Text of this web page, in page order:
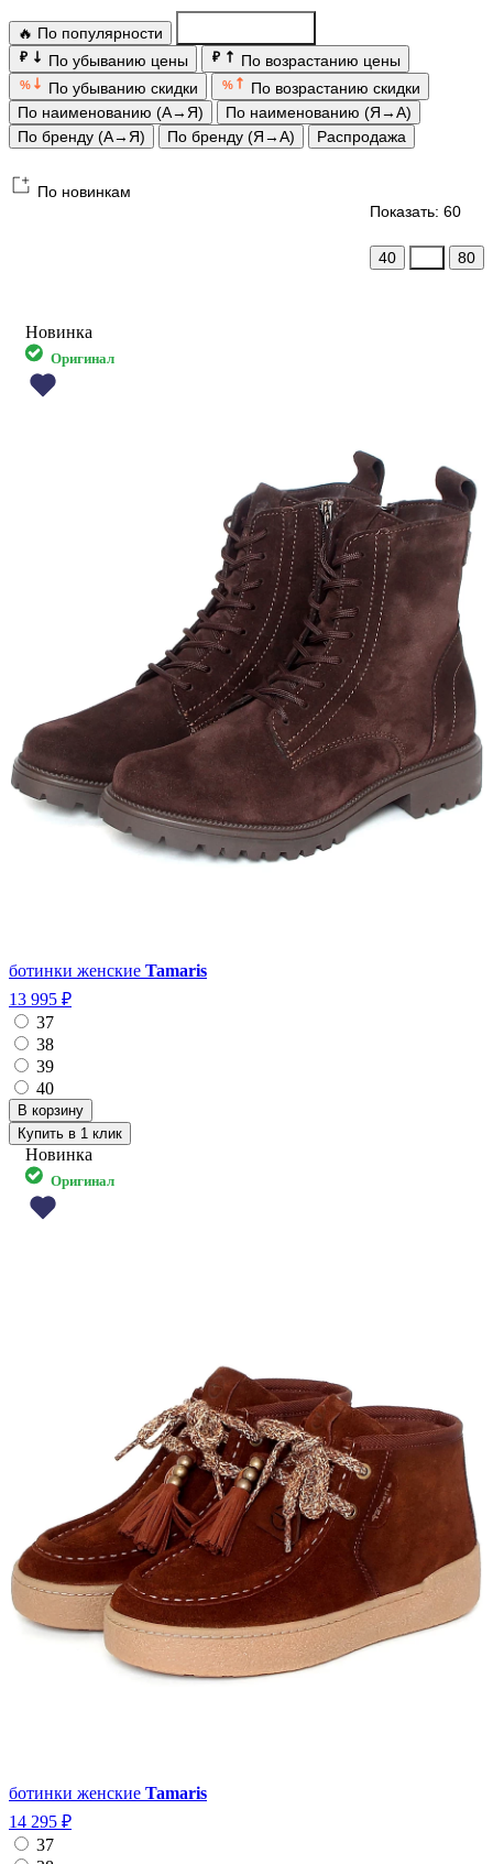
🔥 По популярности
₽ По убыванию цены ₽ По возрастанию цены
% По убыванию скидки %
По возрастанию скидки
По наименованию (А→Я)
По наименованию (Я→А)
По бренду (А→Я)
По бренду (Я→А) Распродажа
По новинкам
Показать: 60
40 80
Новинка
Оригинал
ботинки женские Tamaris
13 995 ₽
37
38
39
40
Купить в 1 клик
Новинка
Оригинал
ботинки женские Tamaris
14 295 ₽
37